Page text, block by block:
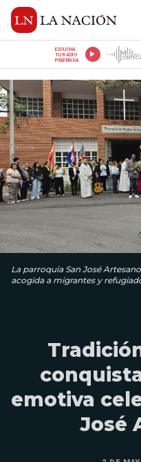
ESCUCHÁ
TU RADIO
PREFERIDA
La parroquia San José
acogida a migrantes y
emotiva
José